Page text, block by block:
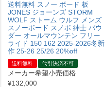
送料無料 スノー ボード 板
JONES ジョーンズ STORM
WOLF ストーム ウルフ メンズ
スノーボード スノボ 紳士 パウ
ダー オールマウンテン フリー
ライド 150 162 2025-2026冬新
作 25-26 25/26 20%off
送料無料 代引決済不可
メーカー希望小売価格
¥132,000